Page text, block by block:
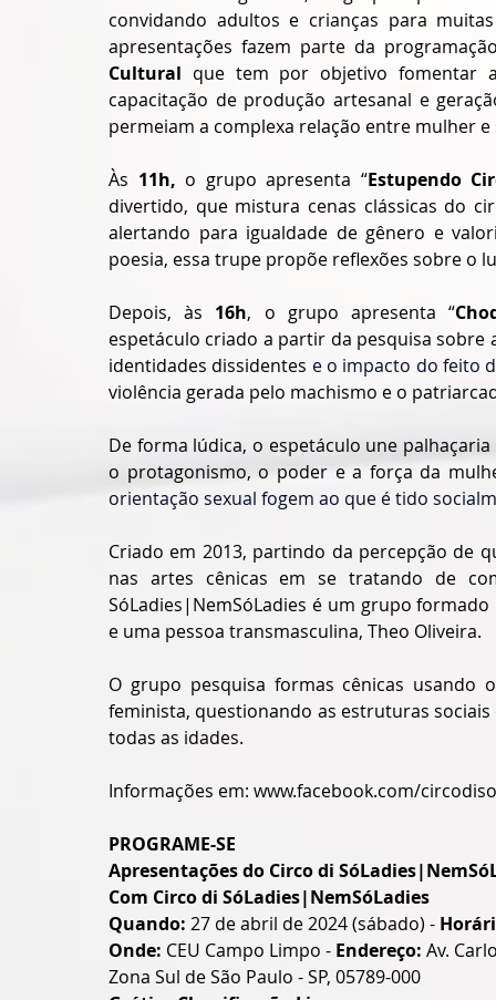
convidando adultos e crianças para
apresentações fazem parte da
Cultural que tem por objetivo fomentar
capacitação de produção artesanal e
permeiam a complexa relação entre mulher e
Às 11h, o grupo apresenta “Estupendo
divertido, que mistura cenas clássicas do
alertando para igualdade de gênero e
poesia, essa trupe propõe reflexões sobre o
Depois, às 16h, o grupo apresenta “
espetáculo criado a partir da pesquisa
identidades dissidentes e o impacto do feito
violência gerada pelo machismo e o
De forma lúdica, o espetáculo une
o protagonismo, o poder e a força da
orientação sexual fogem ao que é tido
Criado em 2013, partindo da percepção de
nas artes cênicas em se tratando de
SóLadies|NemSóLadies é um grupo
e uma pessoa transmasculina, Theo Oliveira.
O grupo pesquisa formas cênicas usando
feminista, questionando as estruturas
todas as idades.
Informações em: www.facebook.com/
PROGRAME-SE
Apresentações do Circo di
Com Circo di SóLadies|NemSóLadies
Quando: 27 de abril de 2024 (sábado) -
Onde: CEU Campo Limpo - Endereço: Av.
Zona Sul de São Paulo - SP, 05789-000